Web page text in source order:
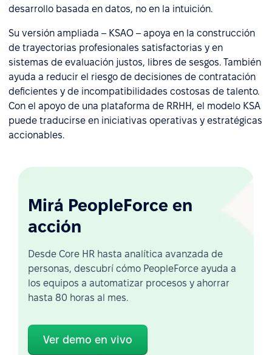
desarrollo basada en datos, no en la intuición.
Su versión ampliada – KSAO – apoya en la construcción
de trayectorias profesionales satisfactorias y en
sistemas de evaluación justos, libres de sesgos. También
ayuda a reducir el riesgo de decisiones de contratación
deficientes y de incompatibilidades costosas de talento.
Con el apoyo de una plataforma de RRHH, el modelo KSA
puede traducirse en iniciativas operativas y estratégicas
accionables.
Mirá PeopleForce en
acción
Desde Core HR hasta analítica avanzada de
personas, descubrí cómo PeopleForce ayuda a
los equipos a automatizar procesos y ahorrar
hasta 80 horas al mes.
Ver demo en vivo